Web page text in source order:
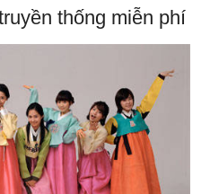
thống miễn phí